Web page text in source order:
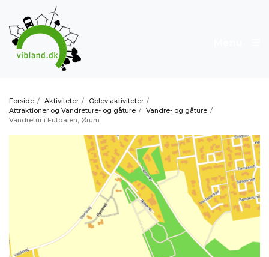
Forside / Aktiviteter / Oplev aktiviteter /
Attraktioner og Vandreture- og gåture / Vandre- og gåture /
Vandretur i Futdalen, Ørum